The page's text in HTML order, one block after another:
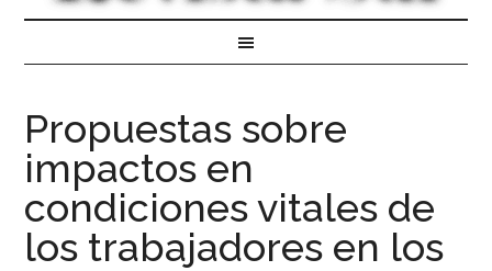
Propuestas sobre
impactos en
condiciones vitales de
los trabajadores en los